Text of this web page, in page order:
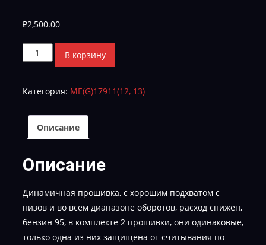
₽2,500.00
Количество
товара
Сид
GE56QS00C00-
20191013-
TUN-
2
В корзину
Категория: ME(G)17911(12, 13)
Описание
Описание
Динамичная прошивка, с хорошим подхватом с
низов и во всём диапазоне оборотов, расход снижен,
бензин 95, в комплекте 2 прошивки, они одинаковые,
только одна из них защищена от считывания по